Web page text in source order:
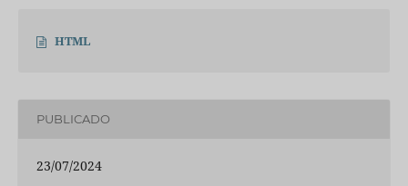
HTML
PUBLICADO
23/07/2024